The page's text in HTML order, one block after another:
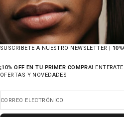
SUSCRIBETE A NUESTRO NEWSLETTER |
¡10% OFF EN TU PRIMER COMPRA!
OFERTAS Y NOVEDADES
CORREO ELECTRÓNICO